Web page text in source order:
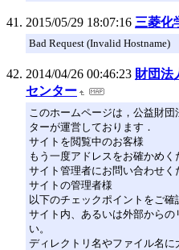
2015/05/29 18:07:16 三菱化
Bad Request (Invalid Hostname)
2014/04/26 00:46:23 財団法
センター
このホームページは，公益財
ターが運営しております．
サイトを閲覧中のお客様
もう一度アドレスをお確かめく
サイト管理者にお問い合わせく
サイトの管理者様
以下のチェックポイントをご確
サイト内、あるいは外部から
い。
ディレクトリ名やファイル名